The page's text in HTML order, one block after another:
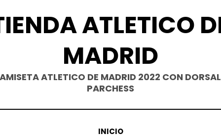
ATLETICO
MADRID
ATLETICO DE MADRID 2022 CON
PARCHESS
INICIO